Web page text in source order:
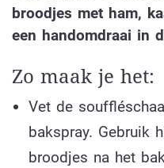
broodjes met ham,
een handomdraai in
Zo maak je het:
Vet de
bakspray. Gebruik
broodjes na het